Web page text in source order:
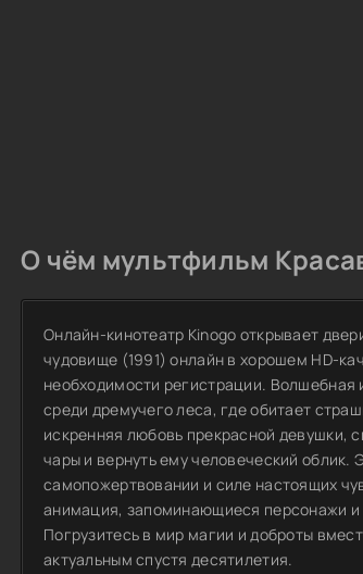
О чём мультфильм
Онлайн-кинотеатр Kinogo открывает
чудовище (1991) онлайн в хорошем HD-
необходимости регистрации. Волшебная
среди дремучего леса, где обитает
искренняя любовь прекрасной девушки,
чары и вернуть ему человеческий облик.
самопожертвовании и силе настоящих
анимация, запоминающиеся персонажи
Погрузитесь в мир магии и доброты
актуальным спустя десятилетия.